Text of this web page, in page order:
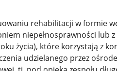
rehabilitacji w formie
niepełnosprawności lub
życia), które korzystają z
udzielanego przez